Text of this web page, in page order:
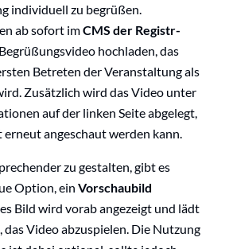
individuell zu begrüßen.
ab sofort imCMS der Registr-
hochladen, das
Betreten der Veranstaltung als
Zusätzlich wird das Video unter
auf der linken Seite abgelegt,
erneut angeschaut werden kann.
zu gestalten, gibt es
Option, ein Vorschaubild
Bild wird vorab angezeigt und lädt
das Video abzuspielen. Die Nutzung